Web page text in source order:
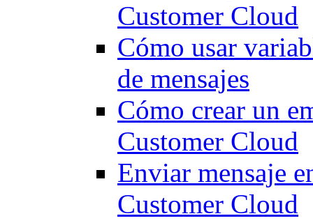
Customer Cloud
Cómo usar
de mensajes
Cómo crear un
Customer Cloud
Enviar mensaje
Customer Cloud